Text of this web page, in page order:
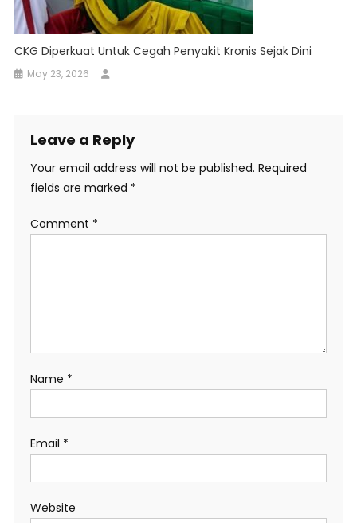
CKG Diperkuat Untuk Cegah Penyakit Kronis Sejak Dini
May 23, 2026
Leave a Reply
Your email address will not be published. Required
fields are marked *
Comment *
Name *
Email *
Website